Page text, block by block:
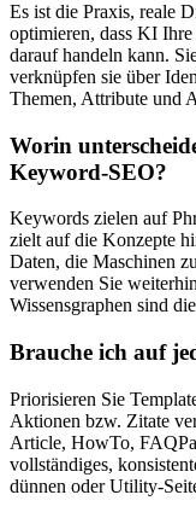
Es ist die Praxis, reale
optimieren, dass KI
darauf handeln kann.
verknüpfen sie über
Themen, Attribute und
Worin
Keyword-SEO?
Keywords zielen auf
zielt auf die Konzepte
Daten, die Maschinen
verwenden Sie
Wissensgraphen sind
Brauche ich auf
Priorisieren Sie
Aktionen bzw. Zitate
Article, HowTo,
vollständiges,
dünnen oder Utility-